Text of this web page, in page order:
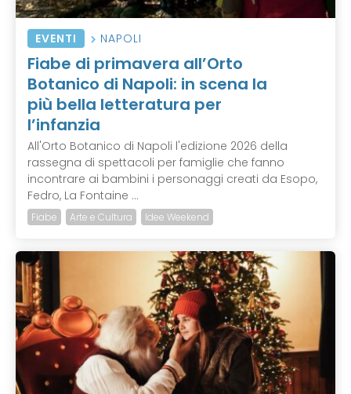
EVENTI NAPOLI
Fiabe di primavera all’Orto
Botanico di Napoli: in scena la
più bella letteratura per
l’infanzia
All'Orto Botanico di Napoli l'edizione 2026 della
rassegna di spettacoli per famiglie che fanno
incontrare ai bambini i personaggi creati da Esopo,
Fedro, La Fontaine ...
Fiabe Arte e Cultura Idee Weekend